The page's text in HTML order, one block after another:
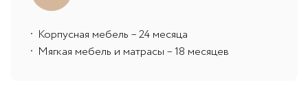
Корпусная мебель – 24 месяца
Мягкая мебель и матрасы – 18 месяцев